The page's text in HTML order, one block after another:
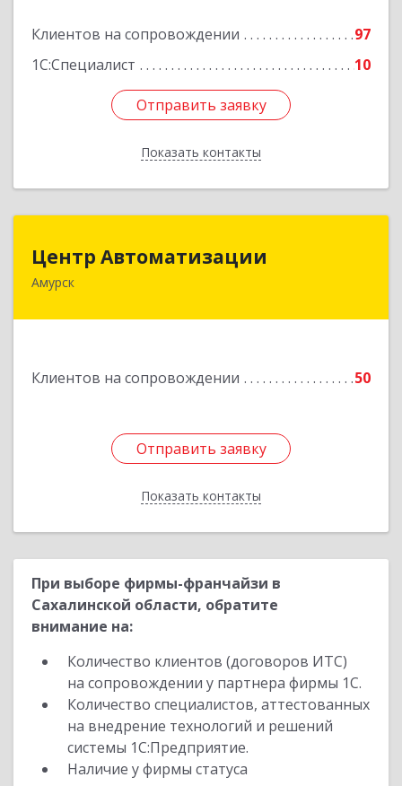
Клиентов на сопровождении
97
1С:Специалист
10
Отправить заявку
Показать контакты
Отправить заявку
Назад
Центр Автоматизации
Амурск
Клиентов на сопровождении 50
Отправить заявку
Показать контакты
682640, Хабаровский край, Амурск г, Мира пр-
Отправить заявку
Назад
При выборе фирмы-франчайзи в
Сахалинской области, обратите
внимание на:
Количество клиентов (договоров ИТС)
на сопровождении у партнера фирмы 1С.
Количество специалистов, аттестованных
на внедрение технологий и решений
системы 1С:Предприятие.
Наличие у фирмы статуса